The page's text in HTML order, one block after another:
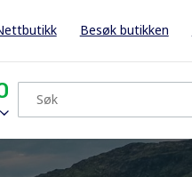
Besøk butikken